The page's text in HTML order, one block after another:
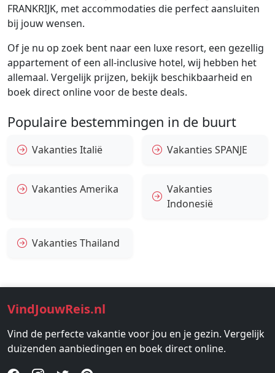
FRANKRIJK, met accommodaties die perfect aansluiten
bij jouw wensen.
Of je nu op zoek bent naar een luxe resort, een gezellig
appartement of een all-inclusive hotel, wij hebben het
allemaal. Vergelijk prijzen, bekijk beschikbaarheid en
boek direct online voor de beste deals.
Populaire bestemmingen in de buurt
Vakanties Italië Vakanties SPANJE
Vakanties Amerika
Vakanties
Indonesië
Vakanties Thailand
VindJouwReis.nl
Vind de perfecte vakantie voor jou en je gezin. Vergelijk
duizenden aanbiedingen en boek direct online.